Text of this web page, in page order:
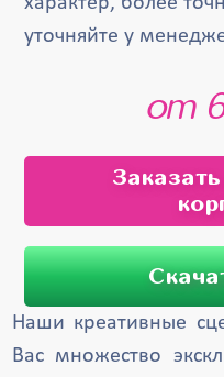
уточняйте у
от
Наши креативные
Вас множество